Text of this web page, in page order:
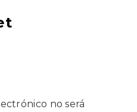
no será